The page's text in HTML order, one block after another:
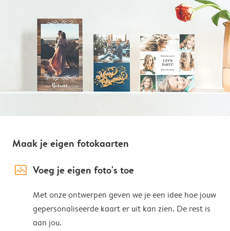
Maak je eigen fotokaarten
image_placeholder Voeg je eigen foto's toe
Met onze ontwerpen geven we je een idee hoe jouw
gepersonaliseerde kaart er uit kan zien. De rest is
aan jou.